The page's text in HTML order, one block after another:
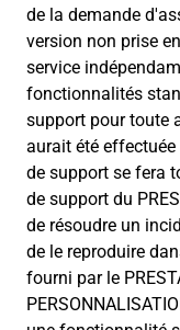
de la demande
version non prise
service
fonctionnalités
support pour toute
aurait été
de support se fera
de support du
de résoudre un
de le reproduire
fourni par le